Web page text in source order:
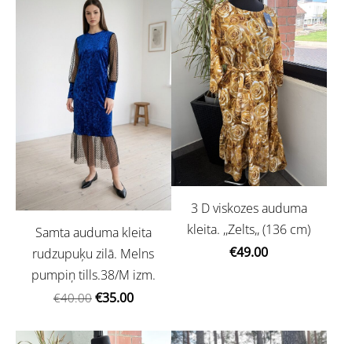
Samta auduma kleita
rudzupuķu zilā. Melns
pumpiņ tills.38/M izm.
€40.00 €35.00
3 D viskozes auduma
kleita. ,,Zelts,, (136 cm)
€49.00